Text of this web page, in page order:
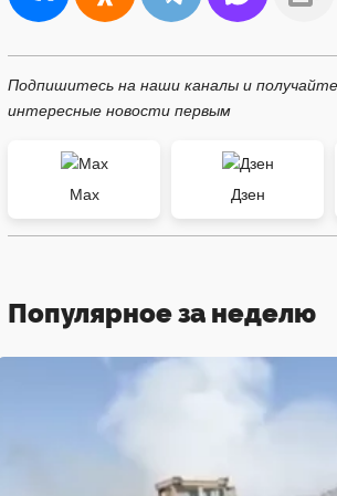
Подпишитесь на наши каналы и
интересные новости первым
Max Дзен
Популярное за неделю